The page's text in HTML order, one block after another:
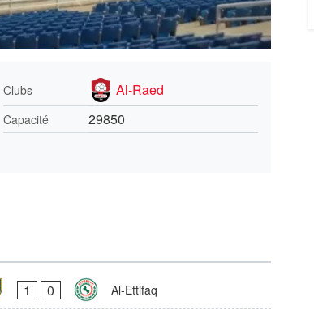
Clubs Al-Raed
Capacité 29850
1 0 Al-Ettifaq